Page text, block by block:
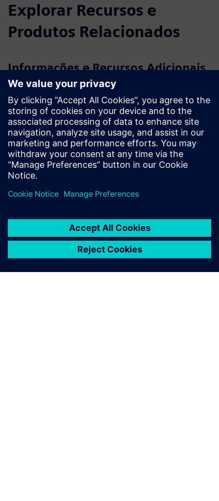
Explorar Recursos e
Produtos Relacionados
Informações e Recursos Adicionais
Agende uma consulta de demonstração pessoal
Pré-requisitos
Sensores instalados no transformador com rede de
comunicação e protocolo IoT
Definições de interface para sistema de terceiros